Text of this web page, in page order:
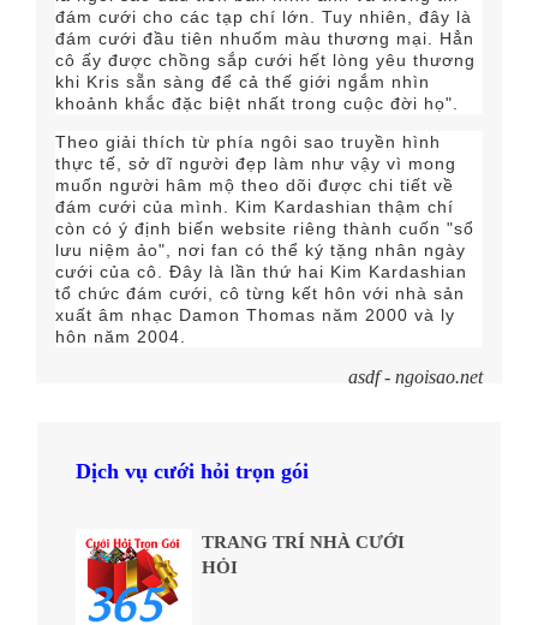
đám cưới cho các tạp chí lớn. Tuy nhiên, đây là
đám cưới đầu tiên nhuốm màu thương mại. Hẳn
cô ấy được chồng sắp cưới hết lòng yêu thương
khi Kris sẵn sàng để cả thế giới ngắm nhìn
khoảnh khắc đặc biệt nhất trong cuộc đời họ".
Theo giải thích từ phía ngôi sao truyền hình
thực tế, sở dĩ người đẹp làm như vậy vì mong
muốn người hâm mộ theo dõi được chi tiết về
đám cưới của mình. Kim Kardashian thậm chí
còn có ý định biến website riêng thành cuốn "sổ
lưu niệm ảo", nơi fan có thể ký tặng nhân ngày
cưới của cô. Đây là lần thứ hai Kim Kardashian
tổ chức đám cưới, cô từng kết hôn với nhà sản
xuất âm nhạc Damon Thomas năm 2000 và ly
hôn năm 2004.
asdf - ngoisao.net
Dịch vụ cưới hỏi trọn gói
TRANG TRÍ NHÀ CƯỚI
HỎI